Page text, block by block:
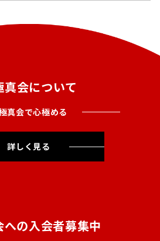
真会について
真会で心極める
詳しく見る
への入会者募集中